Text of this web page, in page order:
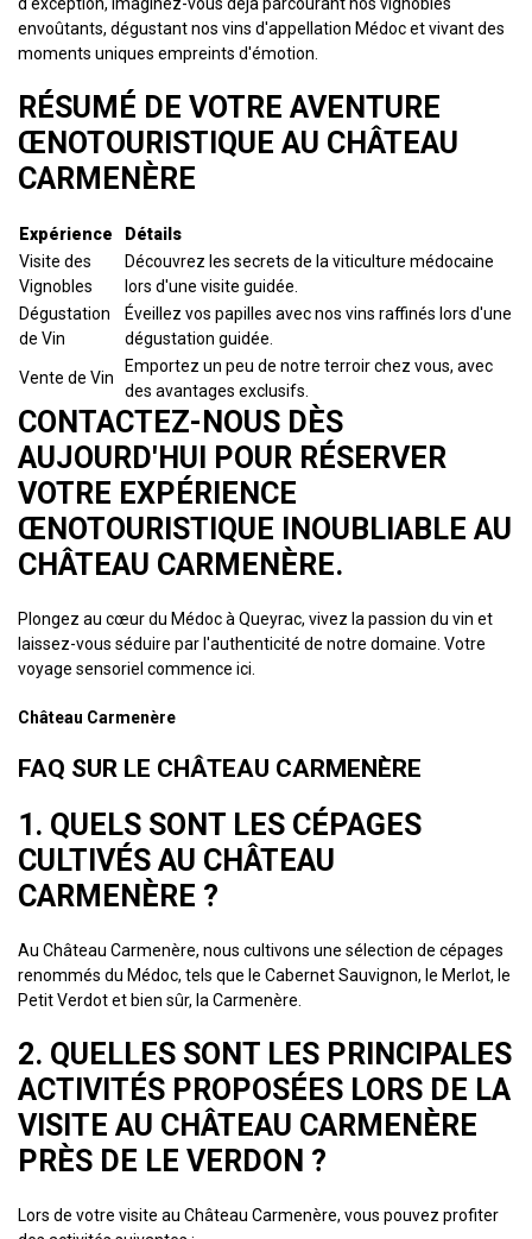
envoûtants, dégustant nos vins d'appellation Médoc et vivant des
moments uniques empreints d'émotion.
RÉSUMÉ DE VOTRE AVENTURE
ŒNOTOURISTIQUE AU CHÂTEAU
CARMENÈRE
Expérience
Détails
Visite des
Vignobles
Découvrez les secrets de la viticulture médocaine
lors d'une visite guidée.
Dégustation
de Vin
Éveillez vos papilles avec nos vins raffinés lors d'une
dégustation guidée.
Vente de Vin
Emportez un peu de notre terroir chez vous, avec
des avantages exclusifs.
CONTACTEZ-NOUS DÈS
AUJOURD'HUI POUR RÉSERVER
VOTRE EXPÉRIENCE
ŒNOTOURISTIQUE INOUBLIABLE AU
CHÂTEAU CARMENÈRE.
Plongez au cœur du Médoc à Queyrac, vivez la passion du vin et
laissez-vous séduire par l'authenticité de notre domaine. Votre
voyage sensoriel commence ici.
Château Carmenère
FAQ SUR LE CHÂTEAU CARMENÈRE
1. QUELS SONT LES CÉPAGES
CULTIVÉS AU CHÂTEAU
CARMENÈRE ?
Au Château Carmenère, nous cultivons une sélection de cépages
renommés du Médoc, tels que le Cabernet Sauvignon, le Merlot, le
Petit Verdot et bien sûr, la Carmenère.
2. QUELLES SONT LES PRINCIPALES
ACTIVITÉS PROPOSÉES LORS DE LA
VISITE AU CHÂTEAU CARMENÈRE
PRÈS DE LE VERDON ?
Lors de votre visite au Château Carmenère, vous pouvez profiter